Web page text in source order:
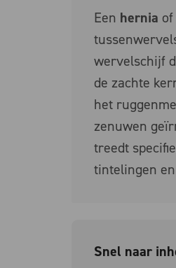
Een hernia
wervelschijf
de zachte
het
zenuwen
treedt
tintelingen
Snel naar